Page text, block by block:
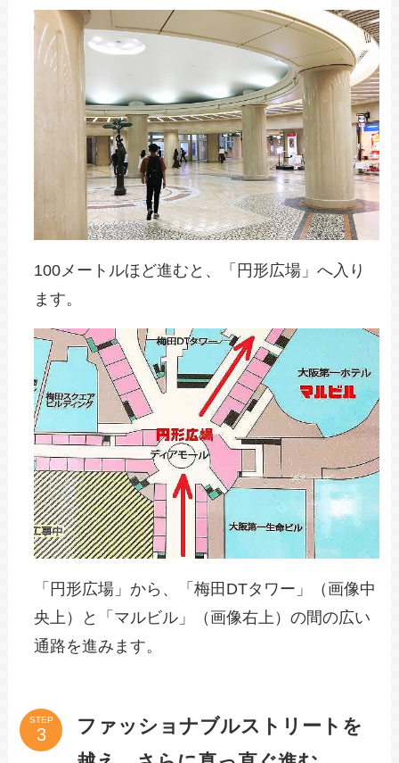
100メートルほど進むと、「円形広場」へ入り
ます。
「円形広場」から、「梅田DTタワー」（画像中
央上）と「マルビル」（画像右上）の間の広い
通路を進みます。
STEP
ファッショナブルストリートを